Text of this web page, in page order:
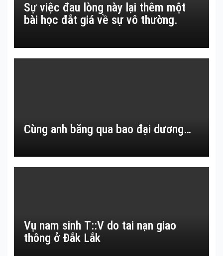
Sự việc đau lòng này lại thêm một
bài học đắt giá về sự vô thường.
Cùng anh băng qua bao đại dương…
Vụ nam sinh T::V do tai nạn giao
thông ở Đắk Lắk